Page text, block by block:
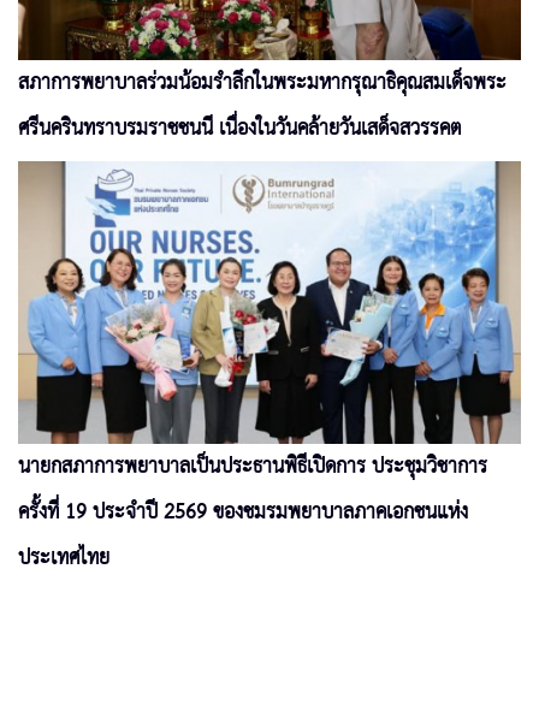
สภาการพยาบาลร่วมน้อมรำลึกในพระมหากรุณาธิคุณสมเด็จพระ
ศรีนครินทราบรมราชชนนี เนื่องในวันคล้ายวันเสด็จสวรรคต
นายกสภาการพยาบาลเป็นประธานพิธีเปิดการ ประชุมวิชาการ
ครั้งที่ 19 ประจำปี 2569 ของชมรมพยาบาลภาคเอกชนแห่ง
ประเทศไทย